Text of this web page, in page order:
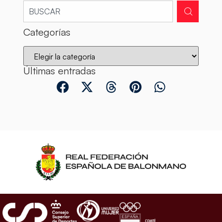
Categorías
Últimas entradas